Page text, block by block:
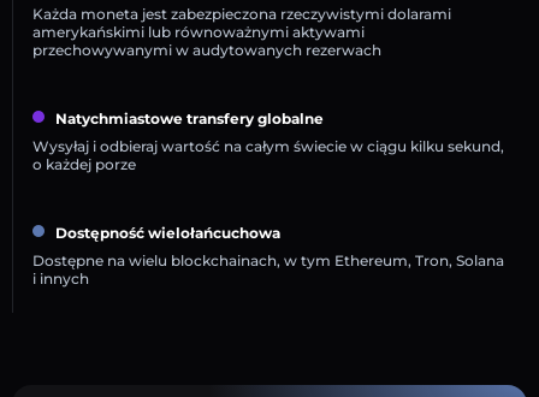
Każda moneta jest zabezpieczona rzeczywistymi dolarami
amerykańskimi lub równoważnymi aktywami
przechowywanymi w audytowanych rezerwach
Natychmiastowe transfery globalne
Wysyłaj i odbieraj wartość na całym świecie w ciągu kilku sekund,
o każdej porze
Dostępność wielołańcuchowa
Dostępne na wielu blockchainach, w tym Ethereum, Tron, Solana
i innych